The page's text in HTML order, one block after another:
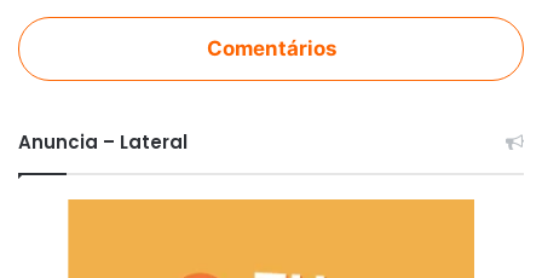
Comentários
Anuncia – Lateral